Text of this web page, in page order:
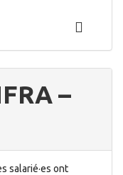
–
salarié·es ont